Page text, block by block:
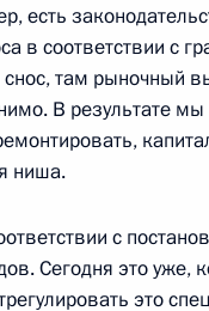
Показать
есть
в соответствии с
там рыночный
В результате
ниша.
с
Сегодня это уже,
это